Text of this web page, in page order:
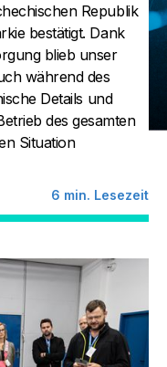
Republik
bestätigt. Dank
blieb unser
während des
Details und
des gesamten
Situation
6 min. Lesezeit